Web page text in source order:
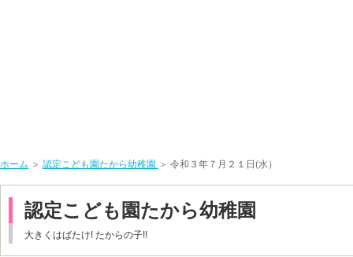
ホーム ＞ 認定こども園たから幼稚園 ＞ 令和３年７月２１日(水）
認定こども園たから幼稚園
大きくはばたけ! たからの子!!